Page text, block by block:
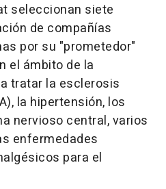
seleccionan siete
de compañías
por su "prometedor"
el ámbito de la
tratar la esclerosis
la hipertensión, los
nervioso central, varios
enfermedades
para el